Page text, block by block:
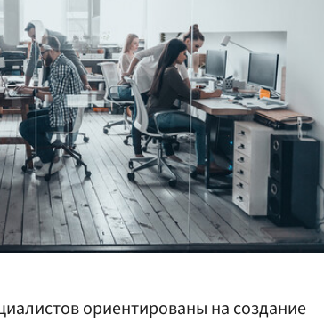
ориентированы на создание